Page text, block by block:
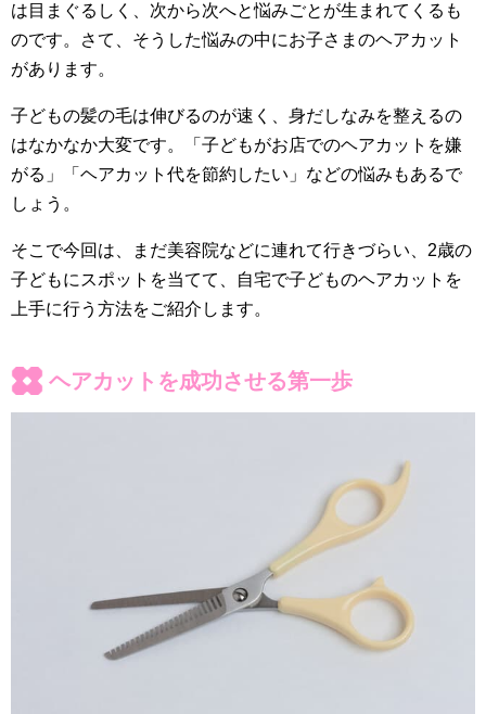
は目まぐるしく、次から次へと悩みごとが生まれてくるも
のです。さて、そうした悩みの中にお子さまのヘアカット
があります。
子どもの髪の毛は伸びるのが速く、身だしなみを整えるの
はなかなか大変です。「子どもがお店でのヘアカットを嫌
がる」「ヘアカット代を節約したい」などの悩みもあるで
しょう。
そこで今回は、まだ美容院などに連れて行きづらい、2歳の
子どもにスポットを当てて、自宅で子どものヘアカットを
上手に行う方法をご紹介します。
ヘアカットを成功させる第一歩